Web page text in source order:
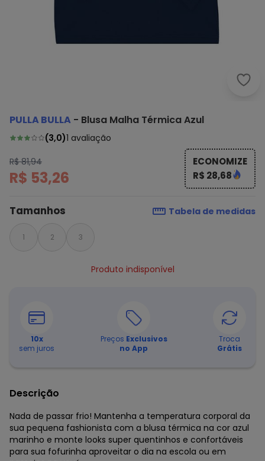
PULLA BULLA - Blusa Malha Térmica Azul
(3,0)1 avaliação
R$ 81,94
R$ 53,26
ECONOMIZE
R$ 28,68
Tamanhos Tabela de medidas
1 2 3
Produto indisponível
10x
sem juros
Preços Exclusivos
no App
Troca
Grátis
Descrição
Nada de passar frio! Mantenha a temperatura corporal da
sua pequena fashionista com a blusa térmica na cor azul
marinho e monte looks super quentinhos e confortáveis
para sua fofurinha aproveitar o dia na escola ou em